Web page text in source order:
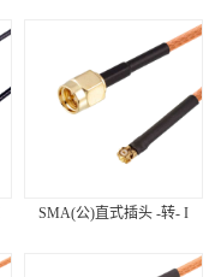
SMA(公)直式插头 -转- I